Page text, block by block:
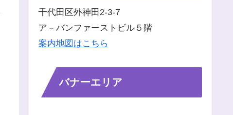
千代田区外神田2-3-7
ア－バンファーストビル５階
案内地図はこちら
バナーエリア